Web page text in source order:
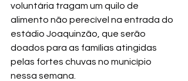
voluntária tragam um quilo de
alimento não perecível na entrada do
estádio Joaquinzão, que serão
doados para as famílias atingidas
pelas fortes chuvas no município
nessa semana.